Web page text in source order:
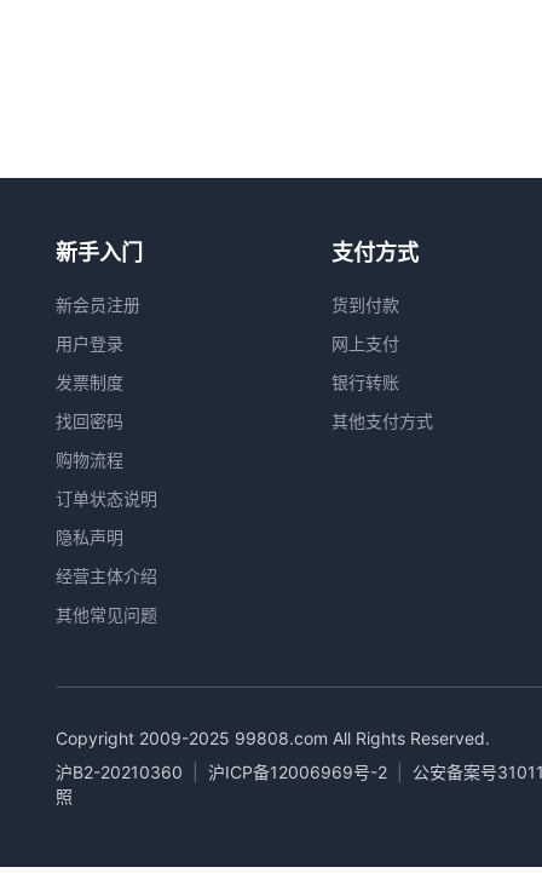
新手入门
新会员注册
用户登录
发票制度
找回密码
购物流程
订单状态说明
隐私声明
经营主体介绍
其他常见问题
支付方式
货到付款
网上支付
银行转账
其他支付方式
Copyright 2009-2025 99808.com All Rights Reserved.
沪B2-20210360
沪ICP备12006969号-2
公安备案号
照